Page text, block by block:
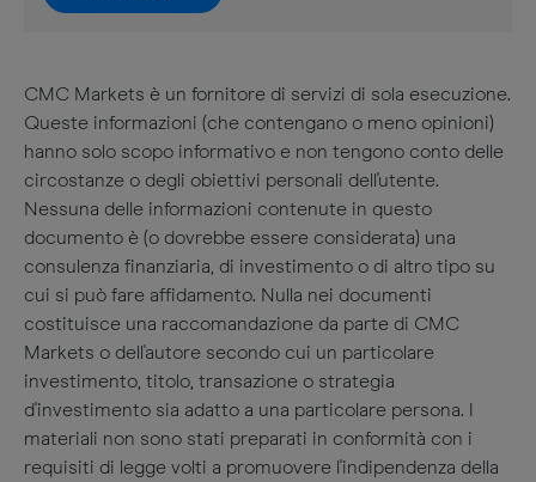
CMC Markets è un fornitore di servizi di sola esecuzione.
Queste informazioni (che contengano o meno opinioni)
hanno solo scopo informativo e non tengono conto delle
circostanze o degli obiettivi personali dell'utente.
Nessuna delle informazioni contenute in questo
documento è (o dovrebbe essere considerata) una
consulenza finanziaria, di investimento o di altro tipo su
cui si può fare affidamento. Nulla nei documenti
costituisce una raccomandazione da parte di CMC
Markets o dell'autore secondo cui un particolare
investimento, titolo, transazione o strategia
d'investimento sia adatto a una particolare persona. I
materiali non sono stati preparati in conformità con i
requisiti di legge volti a promuovere l'indipendenza della